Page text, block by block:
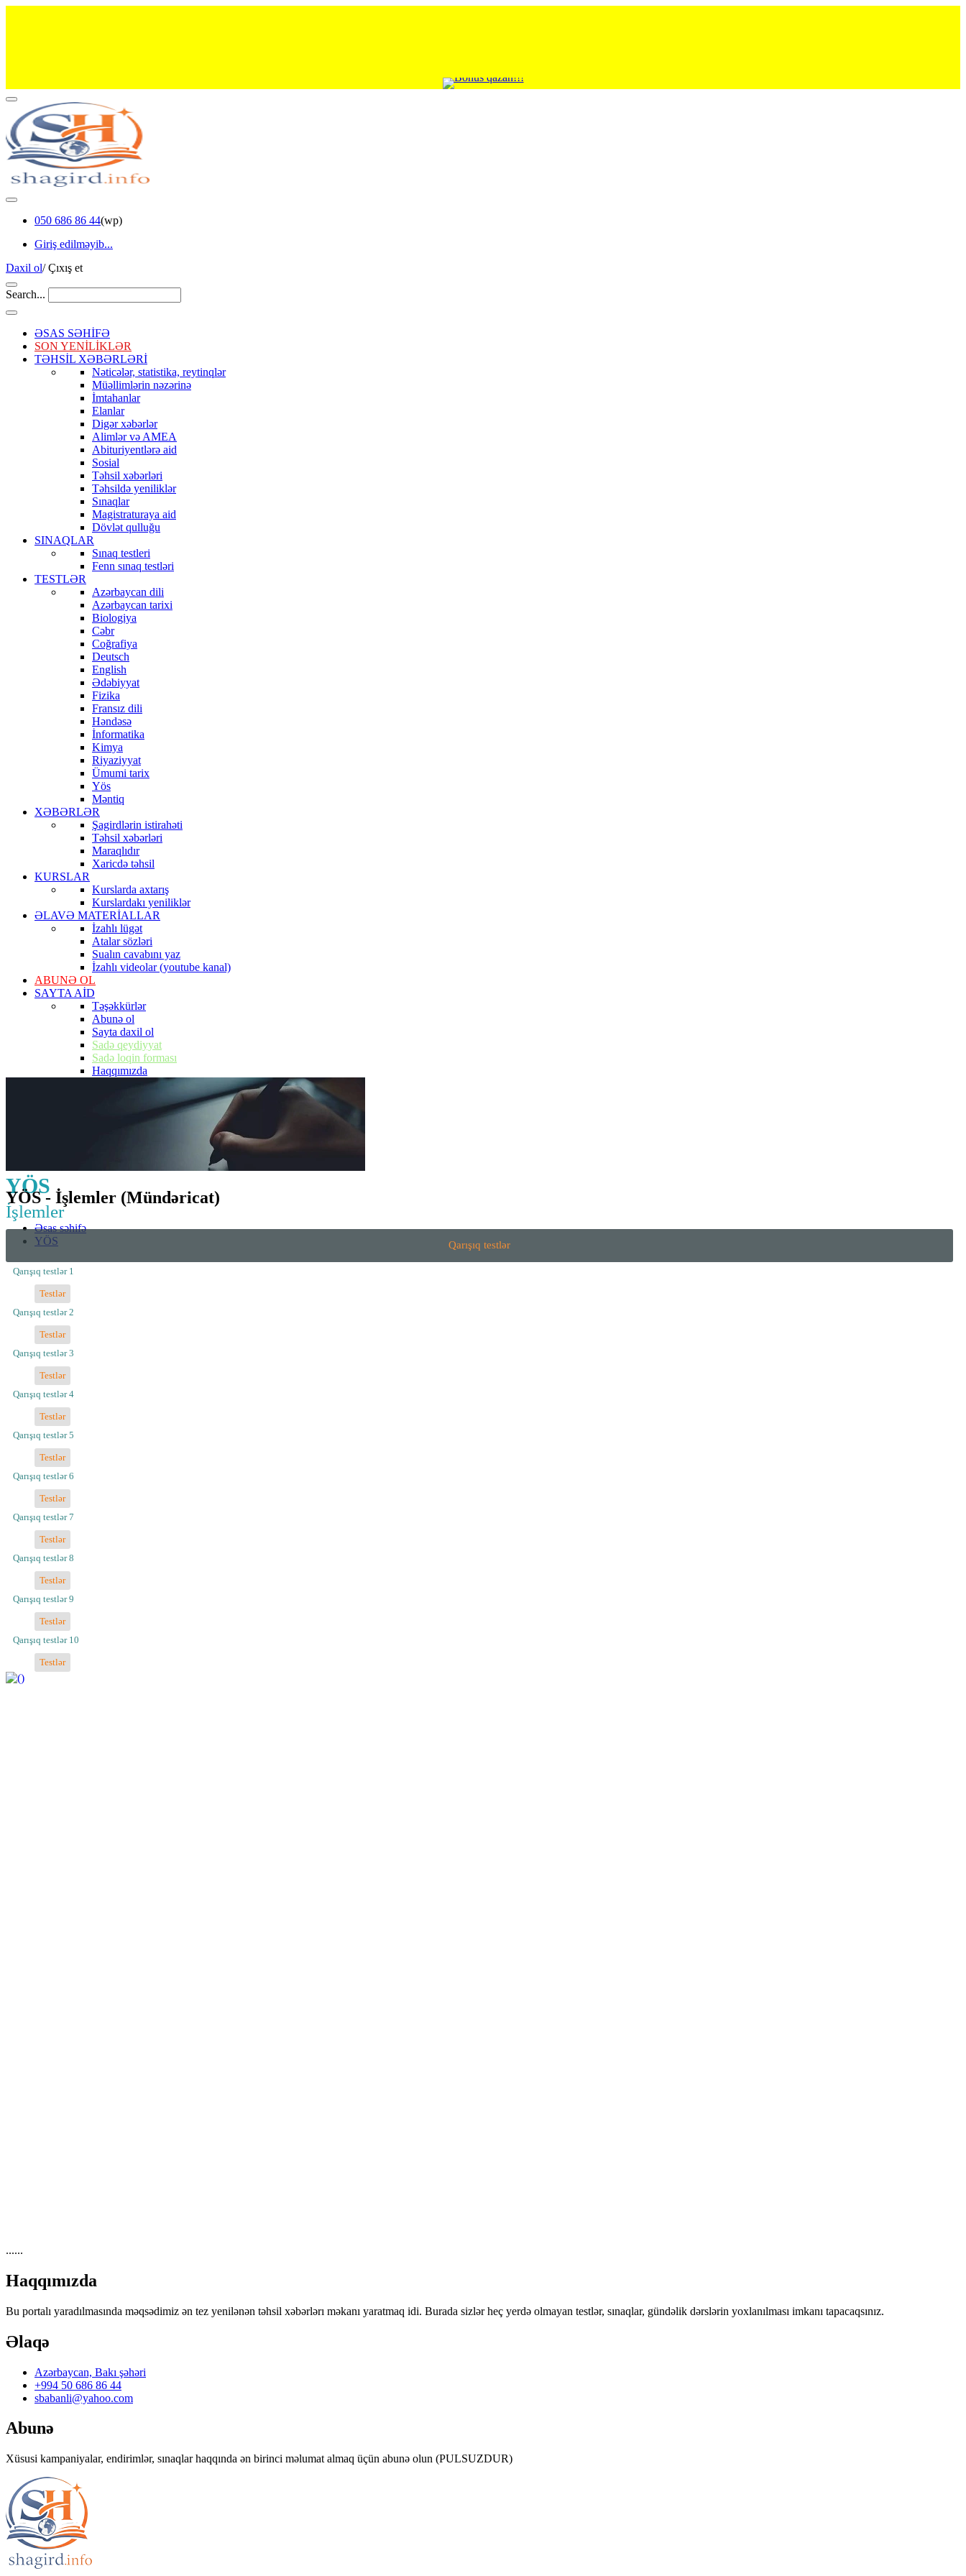
050 686 86 44(wp)
Giriş edilməyib...
Daxil ol/Çıxış et
Search...
ƏSAS SƏHİFƏ
SON YENİLİKLƏR
TƏHSİL XƏBƏRLƏRİ
Nəticələr, statistika, reytinqlər
Müəllimlərin nəzərinə
İmtahanlar
Elanlar
Digər xəbərlər
Alimlər və AMEA
Abituriyentlərə aid
Sosial
Təhsil xəbərləri
Təhsildə yeniliklər
Sınaqlar
Magistraturaya aid
Dövlət qulluğu
SINAQLAR
Sınaq testleri
Fenn sınaq testləri
TESTLƏR
Azərbaycan dili
Azərbaycan tarixi
Biologiya
Cəbr
Coğrafiya
Deutsch
English
Ədəbiyyat
Fizika
Fransız dili
Həndəsə
İnformatika
Kimya
Riyaziyyat
Ümumi tarix
Yös
Məntiq
XƏBƏRLƏR
Şagirdlərin istirahəti
Təhsil xəbərləri
Maraqlıdır
Xaricdə təhsil
KURSLAR
Kurslarda axtarış
Kurslardakı yeniliklər
ƏLAVƏ MATERİALLAR
İzahlı lügət
Atalar sözləri
Sualın cavabını yaz
İzahlı videolar (youtube kanal)
ABUNƏ OL
SAYTA AİD
Təşəkkürlər
Abunə ol
Sayta daxil ol
Sadə qeydiyyat
Sadə loqin forması
Haqqımızda
YÖS - İşlemler (Mündəricat)
Əsas səhifə
YÖS
YÖS
İşlemler
Qarışıq testlər
Qarışıq testlər 1
Testlər
Qarışıq testlər 2
Testlər
Qarışıq testlər 3
Testlər
Qarışıq testlər 4
Testlər
Qarışıq testlər 5
Testlər
Qarışıq testlər 6
Testlər
Qarışıq testlər 7
Testlər
Qarışıq testlər 8
Testlər
Qarışıq testlər 9
Testlər
Qarışıq testlər 10
Testlər
Əlaqə
+994 50 686 86 44
sbabanli@yahoo.com
Abunə
© 2026 Bütün hüquqlar qorunur.